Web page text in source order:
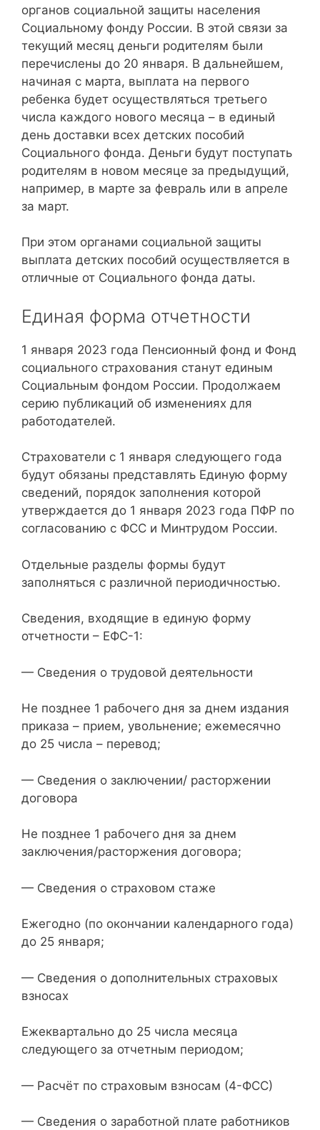
органов социальной защиты населения
Социальному фонду России. В этой связи за
текущий месяц деньги родителям были
перечислены до 20 января. В дальнейшем,
начиная с марта, выплата на первого
ребенка будет осуществляться третьего
числа каждого нового месяца – в единый
день доставки всех детских пособий
Социального фонда. Деньги будут поступать
родителям в новом месяце за предыдущий,
например, в марте за февраль или в апреле
за март.
При этом органами социальной защиты
выплата детских пособий осуществляется в
отличные от Социального фонда даты.
Единая форма отчетности
1 января 2023 года Пенсионный фонд и Фонд
социального страхования станут единым
Социальным фондом России. Продолжаем
серию публикаций об изменениях для
работодателей.
Страхователи с 1 января следующего года
будут обязаны представлять Единую форму
сведений, порядок заполнения которой
утверждается до 1 января 2023 года ПФР по
согласованию с ФСС и Минтрудом России.
Отдельные разделы формы будут
заполняться с различной периодичностью.
Сведения, входящие в единую форму
отчетности – ЕФС-1:
— Сведения о трудовой деятельности
Не позднее 1 рабочего дня за днем издания
приказа – прием, увольнение; ежемесячно
до 25 числа – перевод;
— Сведения о заключении/ расторжении
договора
Не позднее 1 рабочего дня за днем
заключения/расторжения договора;
— Сведения о страховом стаже
Ежегодно (по окончании календарного года)
до 25 января;
— Сведения о дополнительных страховых
взносах
Ежеквартально до 25 числа месяца
следующего за отчетным периодом;
— Расчёт по страховым взносам (4-ФСС)
— Сведения о заработной плате работников